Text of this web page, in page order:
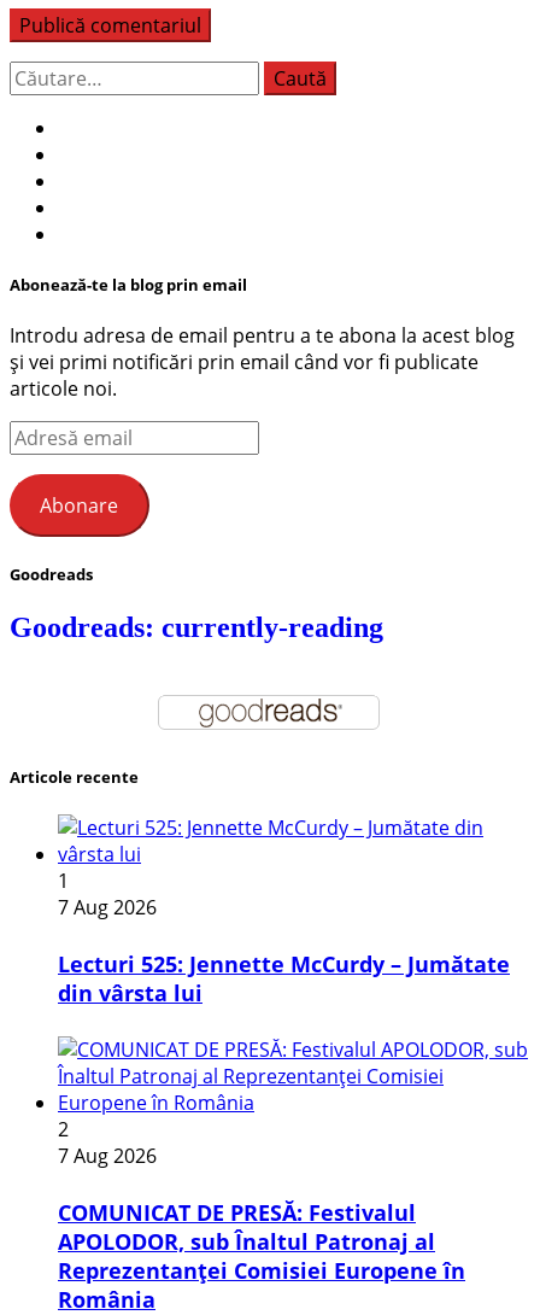
Caută
după:
Abonează-te la blog prin email
Introdu adresa de email pentru a te abona la acest blog
și vei primi notificări prin email când vor fi publicate
articole noi.
Adresă
email
Abonare
Goodreads
Goodreads: currently-reading
Articole recente
1
7 Aug 2026
Lecturi 525: Jennette McCurdy – Jumătate
din vârsta lui
2
7 Aug 2026
COMUNICAT DE PRESĂ: Festivalul
APOLODOR, sub Înaltul Patronaj al
Reprezentanței Comisiei Europene în
România